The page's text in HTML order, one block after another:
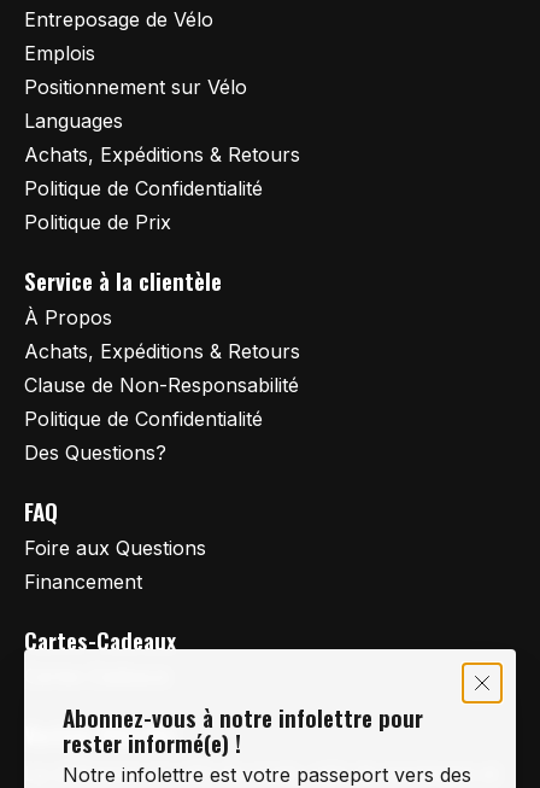
Entreposage de Vélo
Emplois
Positionnement sur Vélo
Languages
Achats, Expéditions & Retours
Politique de Confidentialité
Politique de Prix
Service à la clientèle
À Propos
Achats, Expéditions & Retours
Clause de Non-Responsabilité
Politique de Confidentialité
Des Questions?
FAQ
Foire aux Questions
Financement
Cartes-Cadeaux
Vertige Vélo Ski
La référence en vélo de route, vélo de montagne et
Abonnez-vous à notre infolettre pour
rester informé(e) !
Notre infolettre est votre passeport vers des